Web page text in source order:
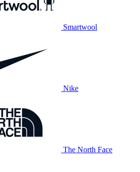
Smartwool
Nike
The North Face